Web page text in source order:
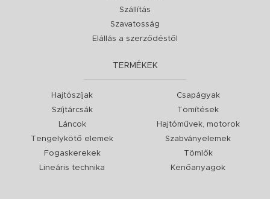
Szállítás
Szavatosság
Elállás a szerződéstől
TERMÉKEK
Hajtószíjak
Szíjtárcsák
Láncok
Tengelykötő elemek
Fogaskerekek
Lineáris technika
Csapágyak
Tömítések
Hajtóművek, motorok
Szabványelemek
Tömlők
Kenőanyagok